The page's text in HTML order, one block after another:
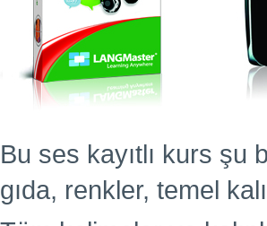
Bu ses kayıtlı kurs şu
gıda, renkler, temel